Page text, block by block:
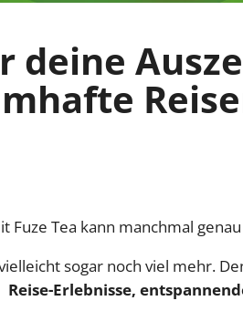
deine
Fuze Tea kann manchmal
sogar noch viel mehr.
Reise-Erlebnisse,